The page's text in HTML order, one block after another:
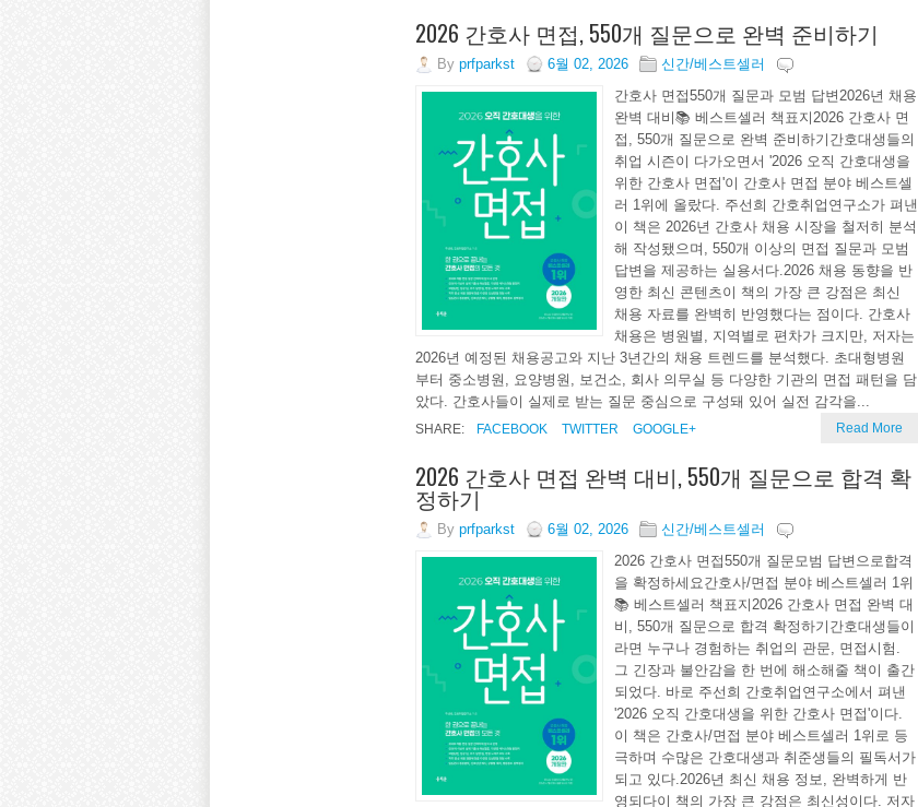
2026 간호사 면접, 550개 질문으로 완벽 준비하기
By prfparkst 6월 02, 2026
신간/베스트셀러
간호사 면접550개 질문과 모범 답변2026년 채용
완벽 대비📚 베스트셀러 책표지2026 간호사 면
접, 550개 질문으로 완벽 준비하기간호대생들의
취업 시즌이 다가오면서 '2026 오직 간호대생을
위한 간호사 면접'이 간호사 면접 분야 베스트셀
러 1위에 올랐다. 주선희 간호취업연구소가 펴낸
이 책은 2026년 간호사 채용 시장을 철저히 분석
해 작성됐으며, 550개 이상의 면접 질문과 모범
답변을 제공하는 실용서다.2026 채용 동향을 반
영한 최신 콘텐츠이 책의 가장 큰 강점은 최신
채용 자료를 완벽히 반영했다는 점이다. 간호사
채용은 병원별, 지역별로 편차가 크지만, 저자는
2026년 예정된 채용공고와 지난 3년간의 채용 트렌드를 분석했다. 초대형병원
부터 중소병원, 요양병원, 보건소, 회사 의무실 등 다양한 기관의 면접 패턴을 담
았다. 간호사들이 실제로 받는 질문 중심으로 구성돼 있어 실전 감각을...
SHARE: FACEBOOK TWITTER GOOGLE+ Read More
2026 간호사 면접 완벽 대비, 550개 질문으로 합격 확
정하기
By prfparkst 6월 02, 2026
신간/베스트셀러
2026 간호사 면접550개 질문모범 답변으로합격
을 확정하세요간호사/면접 분야 베스트셀러 1위
📚 베스트셀러 책표지2026 간호사 면접 완벽 대
비, 550개 질문으로 합격 확정하기간호대생들이
라면 누구나 경험하는 취업의 관문, 면접시험.
그 긴장과 불안감을 한 번에 해소해줄 책이 출간
되었다. 바로 주선희 간호취업연구소에서 펴낸
'2026 오직 간호대생을 위한 간호사 면접'이다.
이 책은 간호사/면접 분야 베스트셀러 1위로 등
극하며 수많은 간호대생과 취준생들의 필독서가
되고 있다.2026년 최신 채용 정보, 완벽하게 반
영되다이 책의 가장 큰 강점은 최신성이다. 저자